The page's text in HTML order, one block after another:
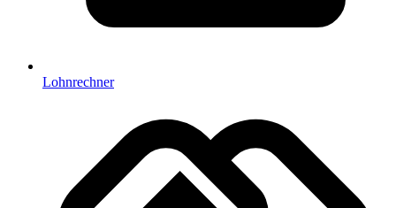
Lohnrechner